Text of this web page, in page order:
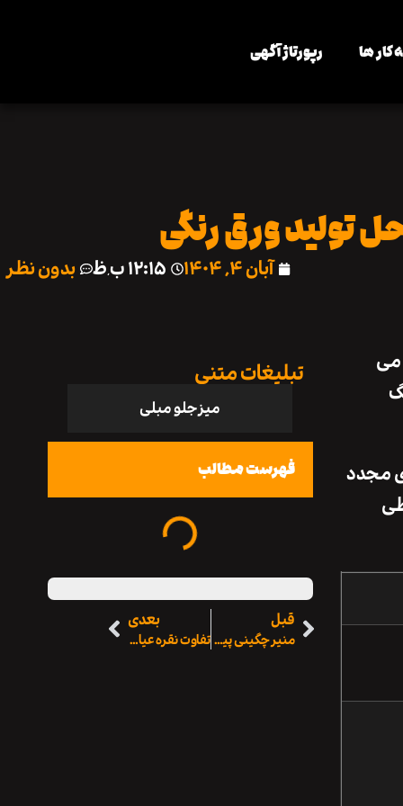
کار ها رپورتاژ آگهی
تولید ورق رنگی
آبان ۴, ۱۴۰۴ ۱۲:۱۵ ب٫ظ بدون نظر
می
مجدد
تبلیغات متنی
میز جلو مبلی
فهرست مطالب
قبل
منیر چگینی پیشرفت‌ها و تاثیرات اخیر در کوچینگ ایران ۲۰۲۵
بعدی
تفاوت نقره عیار ۹۲۵ با دیگر عیارها و مزایای آن